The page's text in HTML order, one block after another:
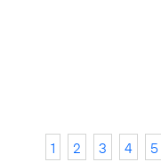
1 2 3 4 5